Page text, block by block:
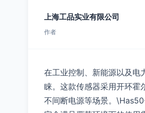
上海工品实业有限公司
作者
在工业控制、新能源以及
睐。这款传感器采用开环霍
不间断电源等场景。